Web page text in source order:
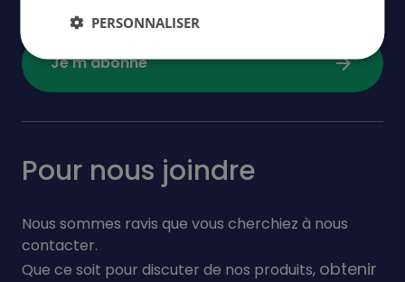
promotions.
Je m'abonne arrow_forward
Pour nous joindre
Nous sommes ravis que vous cherchiez à nous
contacter.
Que ce soit pour discuter de nos produits, obtenir
PERSONNALISER